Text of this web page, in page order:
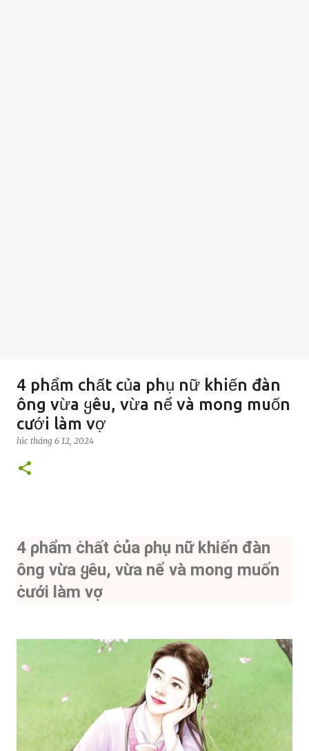
4 phẩm chất của phụ nữ khiến đàn
ông vừa ყêu, vừa nể và mong muốn
cưới làm vợ
lúc tháng 6 12, 2024
4 ρhẩm ċhất ċủa ρhụ nữ khiến đàn
ông vừa ყêu, vừa nể và mong muốn
ċưới làm vợ